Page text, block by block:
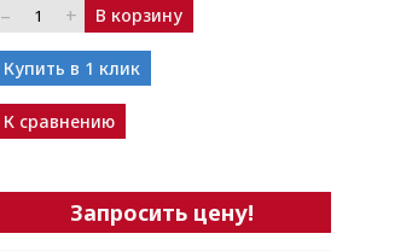
– + В корзину
Купить в 1 клик
К сравнению
Запросить цену!